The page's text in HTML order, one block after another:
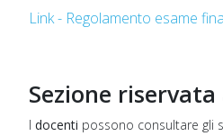
Link - Regolamento esame
Sezione
I docenti possono consultare gli